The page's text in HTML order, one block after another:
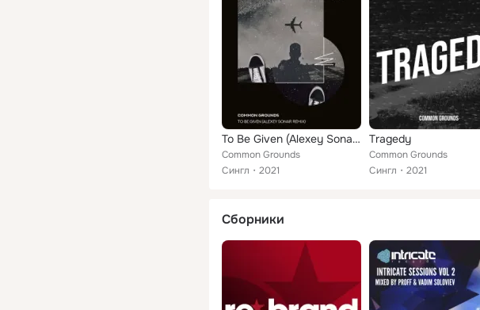
To Be Given (Alexey Sonar Remix)
Common Grounds
Сингл
2021
Tragedy
Common Grounds
Сингл
2021
Сборники